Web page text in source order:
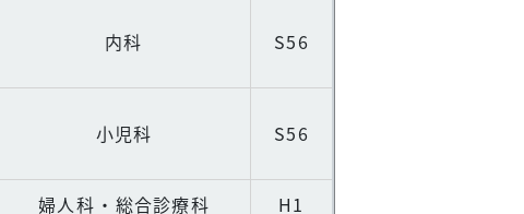
内科 S56
小児科 S56
婦人科 ・ 総合診療科
H1